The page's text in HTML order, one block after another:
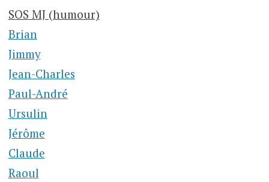
SOS MJ (humour)
Brian
Jimmy
Jean-Charles
Paul-André
Ursulin
Jérôme
Claude
Raoul